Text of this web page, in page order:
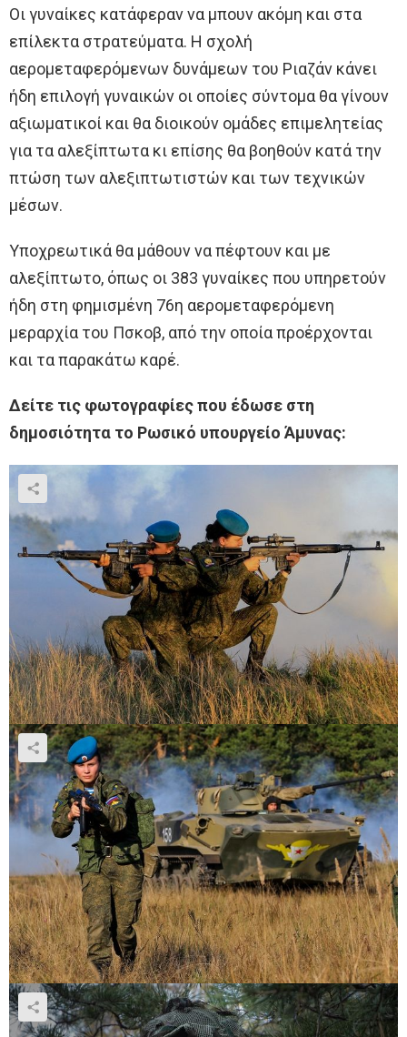
Οι γυναίκες κατάφεραν να μπουν ακόμη και στα
επίλεκτα στρατεύματα. Η σχολή
αερομεταφερόμενων δυνάμεων του Ριαζάν κάνει
ήδη επιλογή γυναικών οι οποίες σύντομα θα γίνουν
αξιωματικοί και θα διοικούν ομάδες επιμελητείας
για τα αλεξίπτωτα κι επίσης θα βοηθούν κατά την
πτώση των αλεξιπτωτιστών και των τεχνικών
μέσων.
Υποχρεωτικά θα μάθουν να πέφτουν και με
αλεξίπτωτο, όπως οι 383 γυναίκες που υπηρετούν
ήδη στη φημισμένη 76η αερομεταφερόμενη
μεραρχία του Πσκοβ, από την οποία προέρχονται
και τα παρακάτω καρέ.
Δείτε τις φωτογραφίες που έδωσε στη
δημοσιότητα το Ρωσικό υπουργείο Άμυνας: